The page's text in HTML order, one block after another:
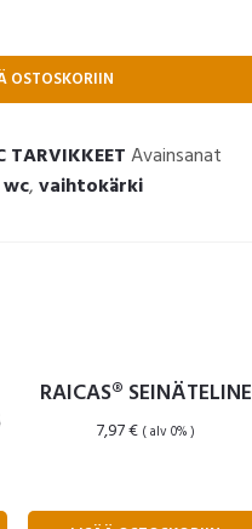
OSTOSKORIIN
TARVIKKEET Avainsanat
,vaihtokärki
RAICAS® SEINÄTELINE
7,97€ ( alv 0% )